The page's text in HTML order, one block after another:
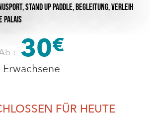
STAND UP PADDLE,BEGLEITUNG,VERLEIH
PALAIS
: 30€
Erwachsene
FÜR HEUTE